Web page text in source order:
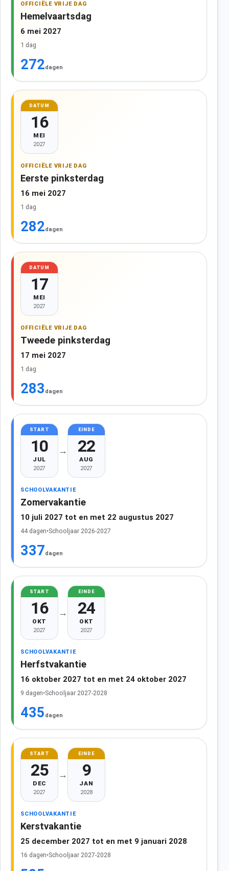
OFFICIËLE VRIJE DAG
Hemelvaartsdag
6 mei 2027
1 dag
272dagen
DATUM
16
MEI
2027
OFFICIËLE VRIJE DAG
Eerste pinksterdag
16 mei 2027
1 dag
282dagen
DATUM
17
MEI
2027
OFFICIËLE VRIJE DAG
Tweede pinksterdag
17 mei 2027
1 dag
283 dagen
START
10
JUL
2027
→
EINDE
22
AUG
2027
SCHOOLVAKANTIE
Zomervakantie
10 juli 2027 tot en met 22 augustus 2027
44 dagen•Schooljaar 2026-2027
337dagen
START
16
OKT
2027
→
EINDE
24
OKT
2027
SCHOOLVAKANTIE
Herfstvakantie
16 oktober 2027 tot en met 24 oktober 2027
9 dagen•Schooljaar 2027-2028
435 dagen
START
25
DEC
2027
→
EINDE
9
JAN
2028
SCHOOLVAKANTIE
Kerstvakantie
25 december 2027 tot en met 9 januari 2028
16 dagen•Schooljaar 2027-2028